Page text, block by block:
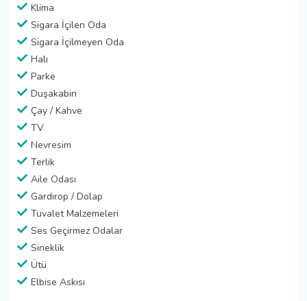
Klima
Sigara İçilen Oda
Sigara İçilmeyen Oda
Halı
Parke
Duşakabin
Çay / Kahve
TV
Nevresim
Terlik
Aile Odası
Gardırop / Dolap
Tuvalet Malzemeleri
Ses Geçirmez Odalar
Sineklik
Ütü
Elbise Askısı